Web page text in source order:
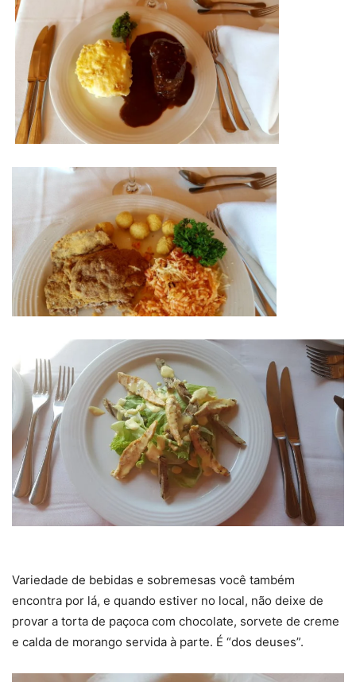
Variedade de bebidas e sobremesas você também
encontra por lá, e quando estiver no local, não deixe de
provar a torta de paçoca com chocolate, sorvete de creme
e calda de morango servida à parte. É “dos deuses”.